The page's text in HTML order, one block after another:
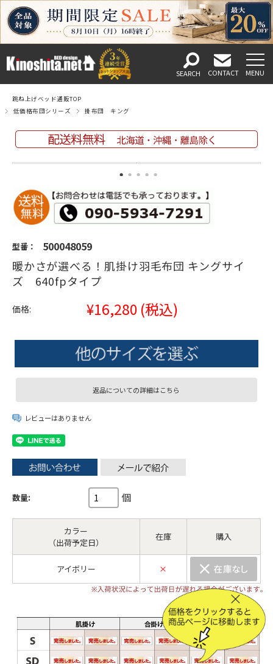
跳ね上げベッド通販TOP
低価格布団シリーズ
掛布団 キング
型番： 500048059
暖かさが選べる！肌掛け羽毛布団 キングサイ
ズ 640fpタイプ
価格: ¥16,280 (税込)
返品についての詳細はこちら
レビューはありません
数量: 個
カラー
（出荷予定日）
在庫 購入
アイボリー ×